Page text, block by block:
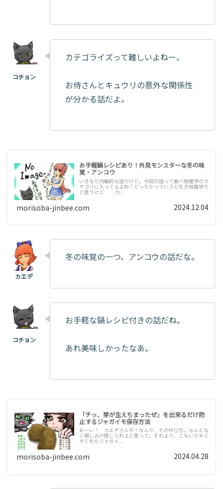
カテゴライズって難しいよねー。
お侍さんとキュウリの意外な関係性
が分かる話だよ。
お手軽鍋レシピあり！外見モンスターな冬の味
覚・アンコウ
いきなり内輪的な話だけど。今回の話って食べ物雑学のカ
テゴリに入ってるよね？どっちかっていうと生き物雑学だ
と思うけど……カ...
morisoba-jinbee.com 2024.12.04
冬の味覚の一つ、アンコウの話だな。
お手軽な鍋レシピ付きの話だね。
あれ美味しかったなあ。
「チッ、芽が生えちまったぜ」を出来るだけ防
止するジャガイモ保存方法
おーい！ カエデさんや！なんだ、その呼び方。なんとな
く親しみが感じられると思って。それより、こないだキミ
がくれたジャガイ...
morisoba-jinbee.com 2024.04.28